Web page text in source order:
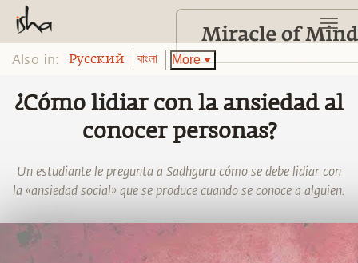
Also in: Pусский বাংলা More
¿Cómo lidiar con la ansiedad al
conocer personas?
Un estudiante le pregunta a Sadhguru cómo se debe lidiar con
la «ansiedad social» que se produce cuando se conoce a alguien.